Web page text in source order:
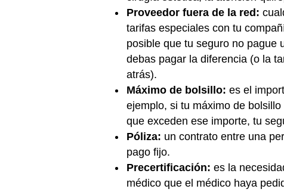
Proveedor fuera de la red:
tarifas especiales con tu
posible que tu seguro no pague
debas pagar la diferencia (o la
atrás).
Máximo de bolsillo: es el
ejemplo, si tu máximo de
que exceden ese importe, tu
Póliza: un contrato entre una
pago fijo.
Precertificación: es la
médico que el médico haya